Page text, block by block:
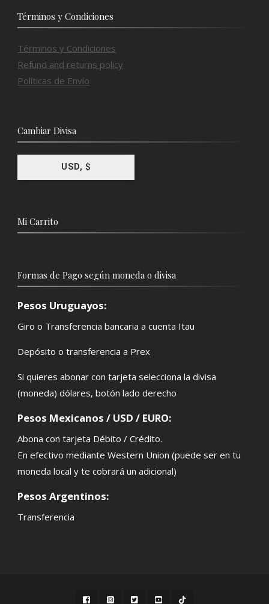
Términos y Condiciones
Términos y Condiciones
Refund and returns policy
Políticas de Envío
Cambiar Divisa
USD, $
Mi Carrito
Formas de Pago según moneda o divisa
Pesos Uruguayos:
Giro o Transferencia bancaria a cuenta Itau
Depósito o transferencia a Prex
Si quieres abonar con tarjeta selecciona la divisa
(moneda) dólares, botón lado derecho
Pesos Mexicanos / USD / EURO:
Abona con tarjeta Débito / Crédito.
En efectivo mediante Western Union (puede ser en tu
moneda local y te cobrará un adicional)
Pesos Argentinos:
Transferencia